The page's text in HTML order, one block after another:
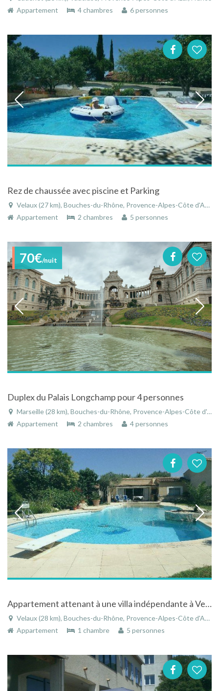
Appartement
4 chambres 6 personnes
Rez de chaussée avec piscine et Parking
Velaux (27 km), Bouches-du-Rhône, Provence-Alpes-Côte d'Azur, France
Appartement
2 chambres 5 personnes
70€/nuit
Duplex du Palais Longchamp pour 4 personnes
Marseille (28 km), Bouches-du-Rhône, Provence-Alpes-Côte d'Azur, France
Appartement
2 chambres 4 personnes
Appartement attenant à une villa indépendante à Velaux dans les Bouches-du-Rhône en Provence
Velaux (28 km), Bouches-du-Rhône, Provence-Alpes-Côte d'Azur, France
Appartement
1 chambre 5 personnes